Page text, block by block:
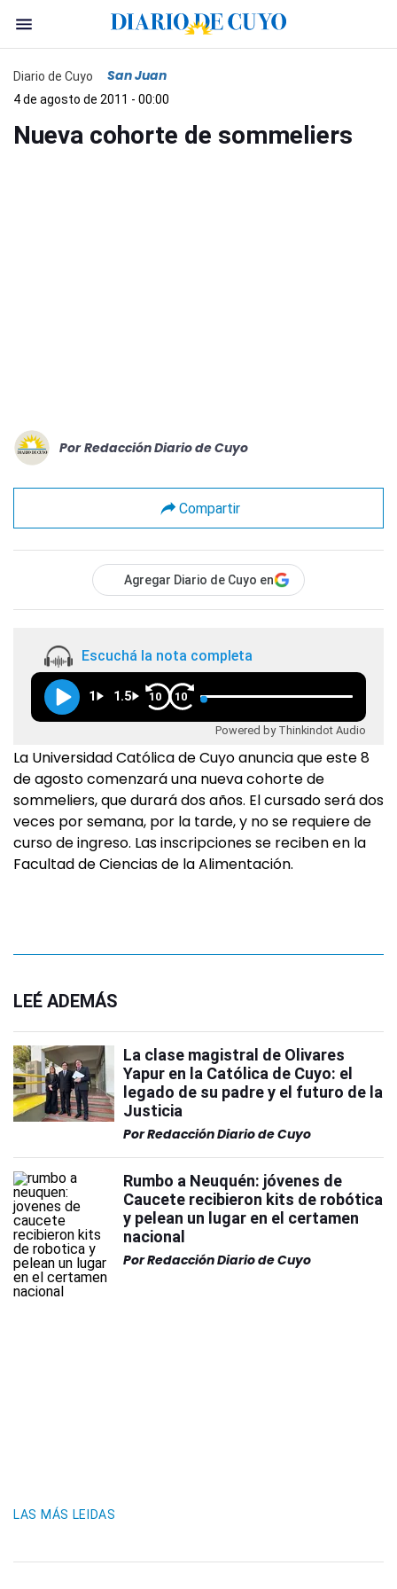
Diario de Cuyo San Juan
4 de agosto de 2011 - 00:00
Nueva cohorte de sommeliers
Por Redacción Diario de Cuyo
Compartir
Agregar Diario de Cuyo en
Escuchá la nota completa
1 1.5 10 10
Powered by Thinkindot Audio
La Universidad Católica de Cuyo anuncia que este 8
de agosto comenzará una nueva cohorte de
sommeliers, que durará dos años. El cursado será dos
veces por semana, por la tarde, y no se requiere de
curso de ingreso. Las inscripciones se reciben en la
Facultad de Ciencias de la Alimentación.
LEÉ ADEMÁS
La clase magistral de Olivares
Yapur en la Católica de Cuyo: el
legado de su padre y el futuro de la
Justicia
PorRedacción Diario de Cuyo
Rumbo a Neuquén: jóvenes de
Caucete recibieron kits de robótica
y pelean un lugar en el certamen
nacional
PorRedacción Diario de Cuyo
LAS MÁS LEIDAS